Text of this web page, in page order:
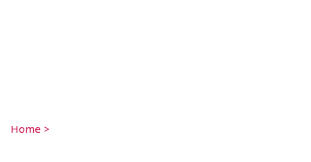
Home >